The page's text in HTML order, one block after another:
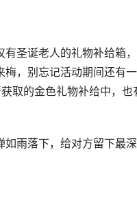
圣诞老人的礼物补给箱
，别忘记活动期间还有
取的金色礼物补给中，
雨落下，给对方留下最深